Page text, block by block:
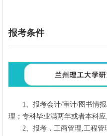
报考条件
1、报考会计/审计/图书情
理；专科毕业满两年或者本科应
2、报考，工商管理,工程管